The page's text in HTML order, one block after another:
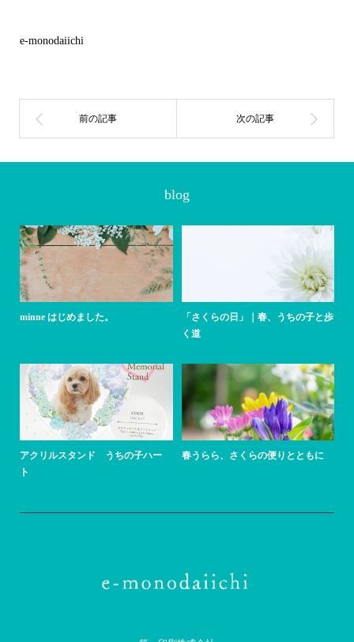
e-monodaiichi
blog
minne はじめました。
「さくらの日」｜春、うちの子と歩
く道
アクリルスタンド うちの子ハー
ト
春うらら、さくらの便りとともに